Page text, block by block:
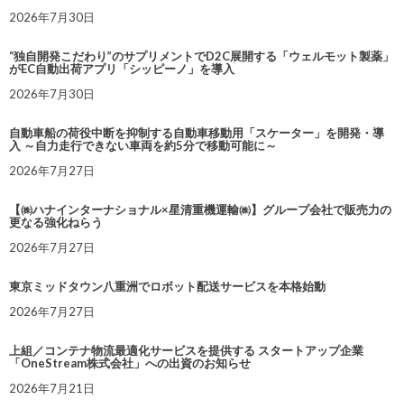
2026年7月30日
“独自開発こだわり”のサプリメントでD2C展開する「ウェルモット製薬」
がEC自動出荷アプリ「シッピーノ」を導入
2026年7月30日
自動車船の荷役中断を抑制する自動車移動用「スケーター」を開発・導
入 ～自力走行できない車両を約5分で移動可能に～
2026年7月27日
【㈱ハナインターナショナル×星清重機運輸㈱】グループ会社で販売力の
更なる強化ねらう
2026年7月27日
東京ミッドタウン八重洲でロボット配送サービスを本格始動
2026年7月27日
上組／コンテナ物流最適化サービスを提供する スタートアップ企業
「OneStream株式会社」への出資のお知らせ
2026年7月21日